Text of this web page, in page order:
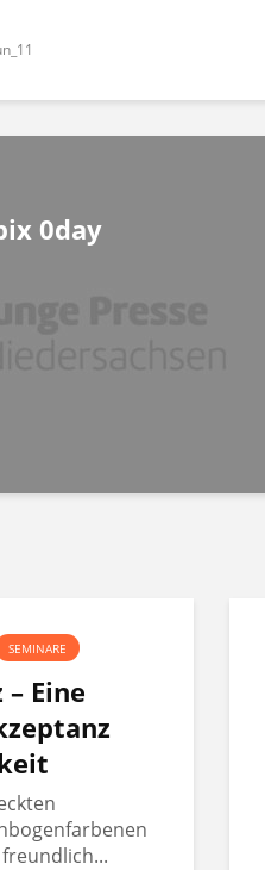
0day
SEMINARE
Eine